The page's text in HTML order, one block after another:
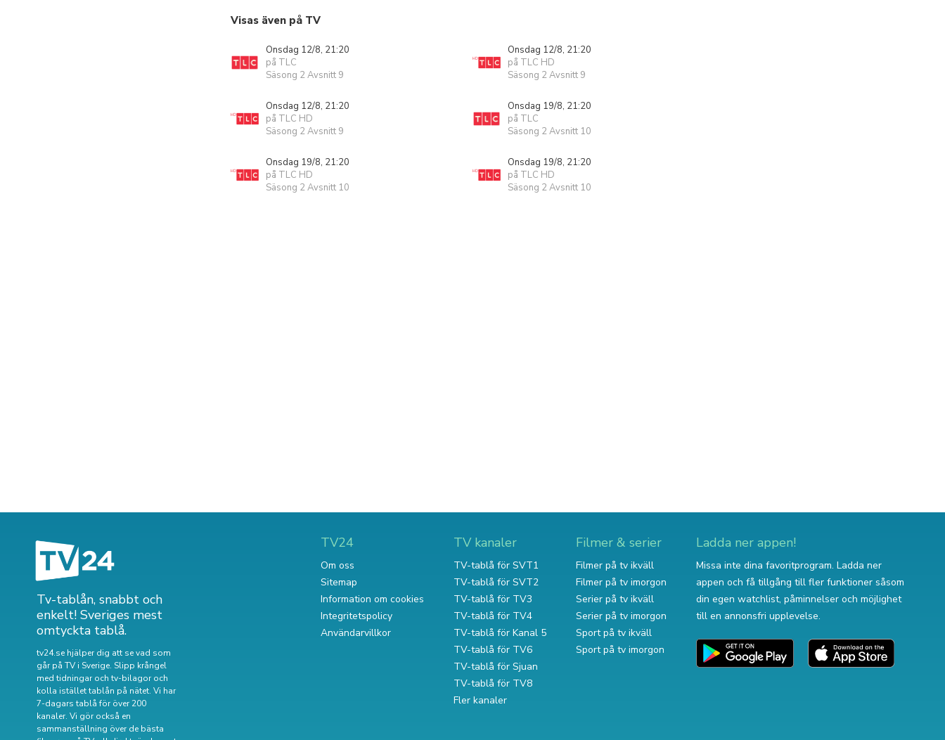
Visas även på TV
Onsdag 12/8, 21:20
på TLC
Säsong 2 Avsnitt 9
Onsdag 12/8, 21:20
på TLC HD
Säsong 2 Avsnitt 9
Onsdag 12/8, 21:20
på TLC HD
Säsong 2 Avsnitt 9
Onsdag 19/8, 21:20
på TLC
Säsong 2 Avsnitt 10
Onsdag 19/8, 21:20
på TLC HD
Säsong 2 Avsnitt 10
Onsdag 19/8, 21:20
på TLC HD
Säsong 2 Avsnitt 10
Tv-tablån, snabbt och
enkelt! Sveriges mest
omtyckta tablå.
tv24.se hjälper dig att se vad som
går på TV i Sverige. Slipp krångel
med tidningar och tv-bilagor och
kolla istället tablån på nätet. Vi har
7-dagars tablå för över 200
kanaler. Vi gör också en
sammanställning överde bästa
TV24
Om oss
Sitemap
Information om cookies
Integritetspolicy
Användarvillkor
TV kanaler
TV-tablå för SVT1
TV-tablå för SVT2
TV-tablå för TV3
TV-tablå för TV4
TV-tablå för Kanal 5
TV-tablå för TV6
TV-tablå för Sjuan
TV-tablå för TV8
Fler kanaler
Filmer & serier
Filmer på tv ikväll
Filmer på tv imorgon
Serier på tv ikväll
Serier på tv imorgon
Sport på tv ikväll
Sport på tv imorgon
Ladda ner appen!
Missa inte dina favoritprogram. Ladda ner
appen och få tillgång till fler funktioner såsom
din egen watchlist, påminnelser och möjlighet
till en annonsfri upplevelse.